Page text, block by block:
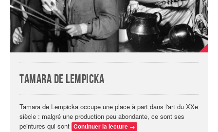
Tamara de Lempicka
Tamara de Lempicka occupe une place à part dans l'art du XXe
siècle : malgré une production peu abondante, ce sont ses
peintures qui sont Continuer la lecture →